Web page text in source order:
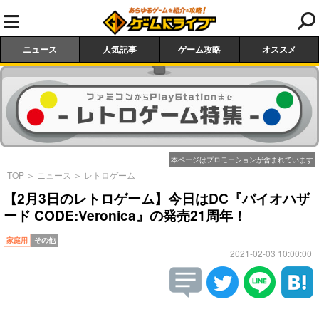
ニュース 人気記事 ゲーム攻略 オススメ
本ページはプロモーションが含まれています
TOP ＞ ニュース ＞ レトロゲーム
【2月3日のレトロゲーム】今日はDC『バイオハザ
ード CODE:Veronica』の発売21周年！
家庭用 その他
2021-02-03 10:00:00